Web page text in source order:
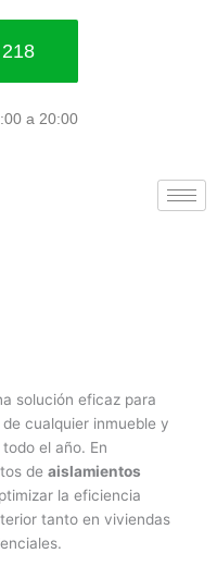
a 20:00
solución eficaz para
cualquier inmueble y
el año. En
de aislamientos
la eficiencia
tanto en viviendas